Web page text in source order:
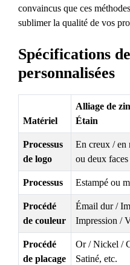
convaincus que ces
sublimer la qualité de vos
Spécifications
personnalisées
Matériel
Alliage de
Étain
Processus
de logo
En creux / en
ou deux faces
Processus Estampé ou
Procédé
de couleur
Émail dur /
Impression /
Procédé
de placage
Or / Nickel /
Satiné, etc.